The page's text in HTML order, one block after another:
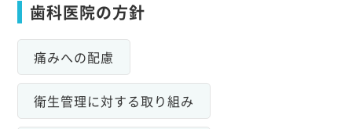
歯科医院の方針
痛みへの配慮
衛生管理に対する取り組み